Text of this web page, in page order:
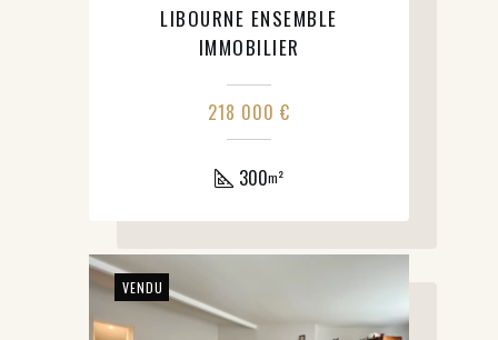
LIBOURNE ENSEMBLE
IMMOBILIER
218 000 €
300m²
VENDU